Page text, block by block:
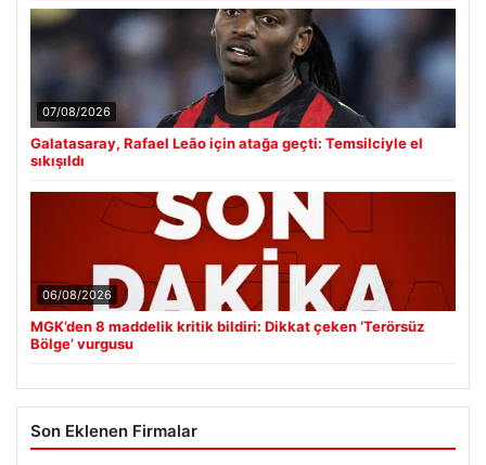
07/08/2026
Galatasaray, Rafael Leão için atağa geçti: Temsilciyle el
sıkışıldı
06/08/2026
MGK’den 8 maddelik kritik bildiri: Dikkat çeken ‘Terörsüz
Bölge’ vurgusu
Son Eklenen Firmalar